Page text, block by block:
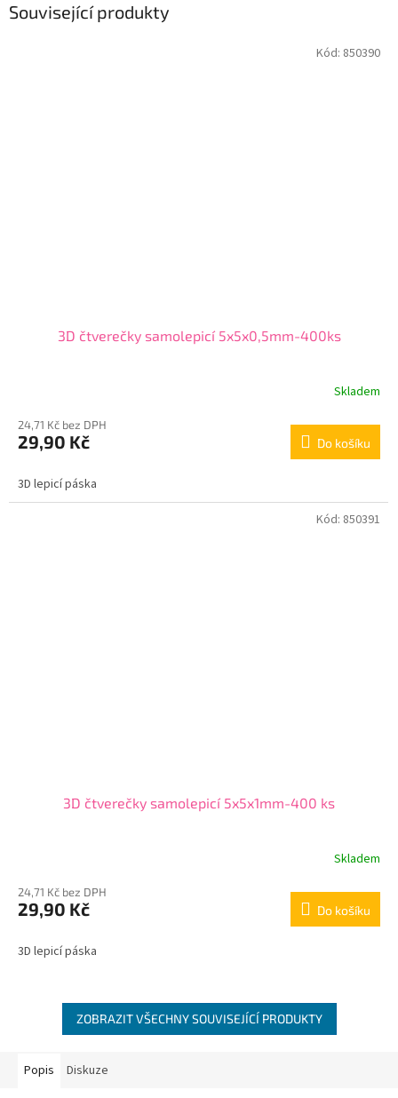
Související produkty
3D čtverečky samolepicí 5x5x0,5mm-400ks
Skladem
24,71 Kč bez DPH
29,90 Kč Do košíku
3D lepicí páska
Kód: 850390
3D čtverečky samolepicí 5x5x1mm-400 ks
Skladem
24,71 Kč bez DPH
29,90 Kč Do košíku
3D lepicí páska
Kód: 850391
ZOBRAZIT VŠECHNY SOUVISEJÍCÍ PRODUKTY
Popis Diskuze